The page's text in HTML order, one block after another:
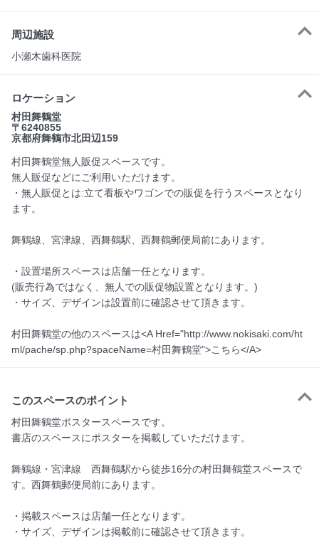
周辺施設
小瀬木歯科医院
ロケーション
村田舞鶴堂
〒6240855
京都府舞鶴市北田辺159
村田舞鶴堂無人販促スペースです。
無人販促などにご利用いただけます。
・無人販促とは:立て看板やワゴンでの販促を行うスペースとなり
ます。
舞鶴線、宮津線、西舞鶴駅、西舞鶴郵便局前にあります。
・設置場所スペースは店舗一任となります。
(販売行為ではなく、無人での販促物設置となります。)
・サイズ、デザインは設置前に確認させて頂きます。
村田舞鶴堂の他のスペースは<A Href="http://www.nokisaki.com/ht
ml/pache/sp.php?spaceName=村田舞鶴堂">こちら</A>
このスペースのポイント
村田舞鶴堂ポスタースペースです。
書店のスペースにポスターを掲載していただけます。
舞鶴線・宮津線　西舞鶴駅から徒歩16分の村田舞鶴堂スペースで
す。西舞鶴郵便局前にあります。
・掲載スペースは店舗一任となります。
・サイズ、デザインは掲載前に確認させて頂きます。